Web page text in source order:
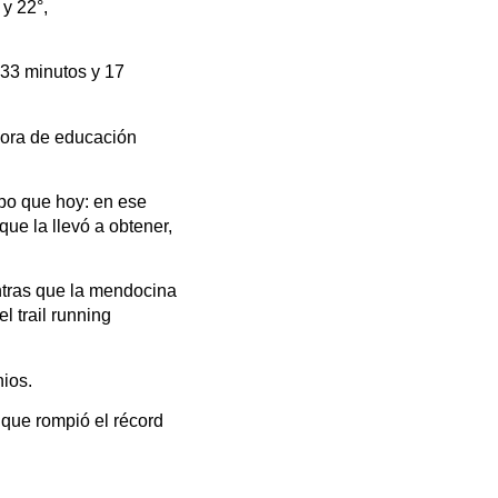
22°,
minutos y 17
de educación
que hoy: en ese
la llevó a obtener,
que la mendocina
trail running
rompió el récord